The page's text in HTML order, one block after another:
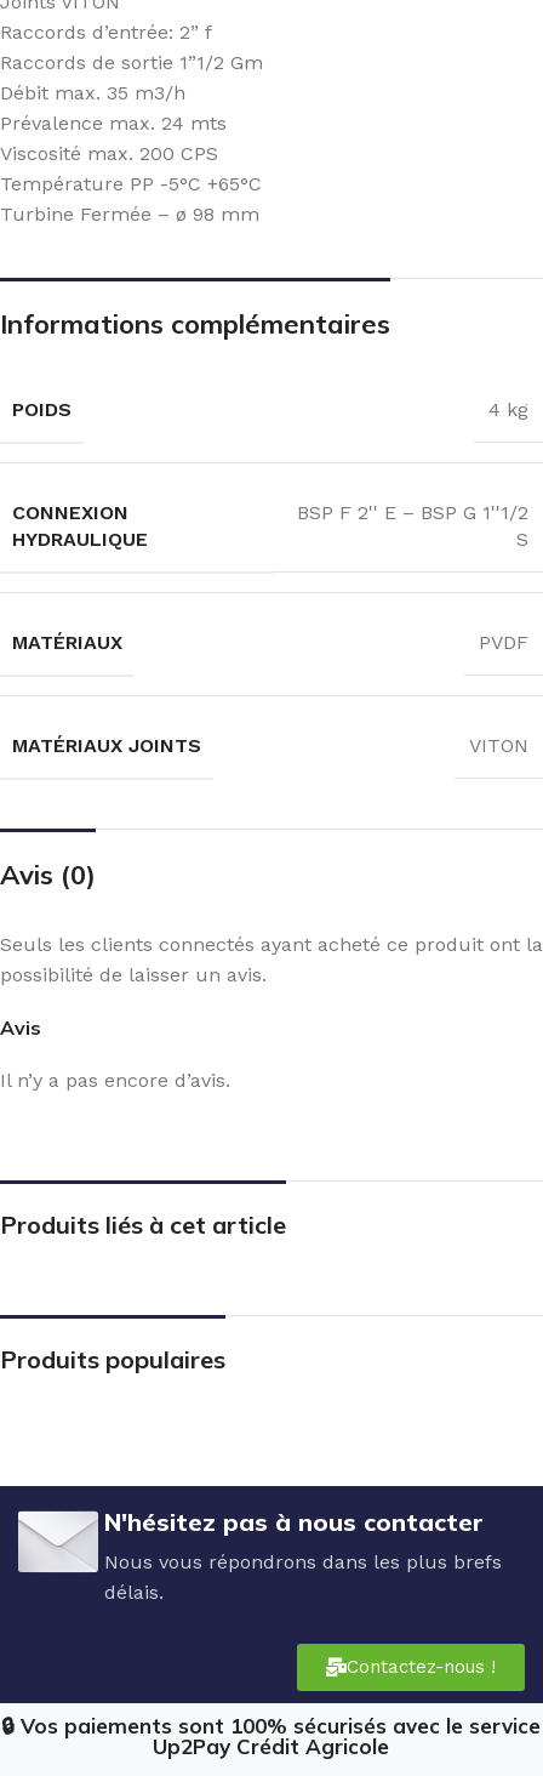
Raccords d’entrée: 2” f
Raccords de sortie 1”1/2 Gm
Débit max. 35 m3/h
Prévalence max. 24 mts
Viscosité max. 200 CPS
Température PP -5°C +65°C
Turbine Fermée – ø 98 mm
Informations complémentaires
POIDS 4 kg
CONNEXION
HYDRAULIQUE
BSP F 2'' E – BSP G 1''1/2
S
MATÉRIAUX PVDF
MATÉRIAUX JOINTS VITON
Avis (0)
Avis
Il n’y a pas encore d’avis.
Seuls les clients connectés ayant acheté ce produit ont la
possibilité de laisser un avis.
Produits liés à cet article
Produits populaires
N'hésitez pas à nous contacter
Nous vous répondrons dans les plus brefs
délais.
Contactez-nous !
🔒 Vos paiements sont 100% sécurisés avec le service
Up2Pay Crédit Agricole